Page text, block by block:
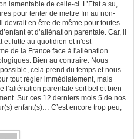
lamentable de celle-ci. L’Etat a su,
pour tenter de mettre fin au non-
devrait en être de même pour toutes
et d’aliénation parentale. Car, il
et lutte au quotidien et n'est
de la France face à l'aliénation
Bien au contraire. Nous
cela prend du temps et nous
tout régler immédiatement, mais
l’aliénation parentale soit bel et bien
Sur ces 12 derniers mois 5 de nos
enfant(s)… C’est encore trop peu,